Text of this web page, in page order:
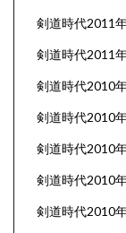
剣道時代2011
剣道時代2011
剣道時代2010
剣道時代2010
剣道時代2010
剣道時代2010
剣道時代2010